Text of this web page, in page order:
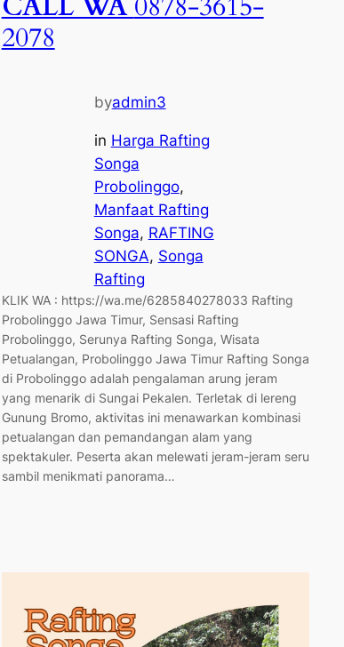
CALL WA0878-3615-
2078
byadmin3
in Harga Rafting
Songa
Probolinggo
Manfaat Rafting
Songa, RAFTING
SONGA, Songa
Rafting
KLIK WA : https://wa.me/6285840278033 Rafting
Probolinggo Jawa Timur, Sensasi Rafting
Probolinggo, Serunya Rafting Songa, Wisata
Petualangan, Probolinggo Jawa Timur Rafting Songa
di Probolinggo adalah pengalaman arung jeram
yang menarik di Sungai Pekalen. Terletak di lereng
Gunung Bromo, aktivitas ini menawarkan kombinasi
petualangan dan pemandangan alam yang
spektakuler. Peserta akan melewati jeram-jeram seru
sambil menikmati panorama…